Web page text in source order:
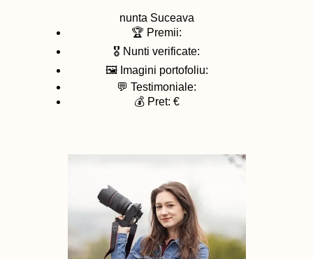
nunta Suceava
🏆 Premii:
🎖️ Nunti verificate:
🖼️ Imagini portofoliu:
💬 Testimoniale:
💰 Pret: €